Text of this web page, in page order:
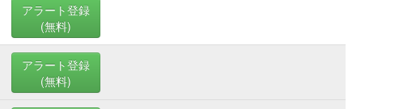
アラート登録
(無料)
アラート登録
(無料)